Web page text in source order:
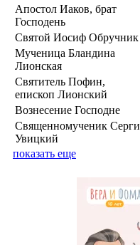
Апостол Иаков, брат
Господень
Святой Иосиф Обручник
Мученица Бландина
Лионская
Святитель Пофин,
епископ Лионский
Вознесение Господне
Священномученик
Увицкий
показать еще